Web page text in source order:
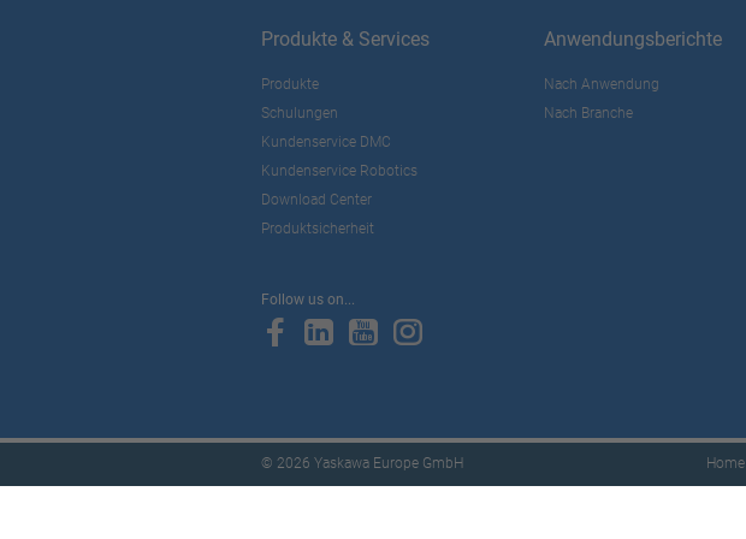
Produkte & Services
Produkte
Schulungen
Kundenservice DMC
Kundenservice Robotics
Download Center
Produktsicherheit
Anwendungsberichte
Nach Anwendung
Nach Branche
Follow us on...
© 2026 Yaskawa Europe GmbH Home